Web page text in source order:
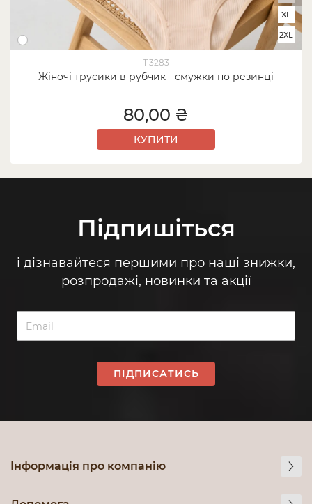
113283
Жіночі трусики в рубчик - смужки по резинці
XL
2XL
80,00 ₴
КУПИТИ
Підпишіться
і дізнавайтеся першими про наші знижки,
розпродажі, новинки та акції
ПІДПИСАТИСЬ
Інформація про компанію